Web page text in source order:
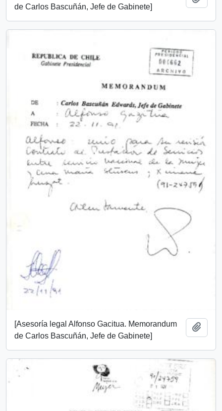
de Carlos Bascuñán, Jefe de Gabinete]
[Asesoría legal Alfonso Gacitua. Memorandum
de Carlos Bascuñán, Jefe de Gabinete]